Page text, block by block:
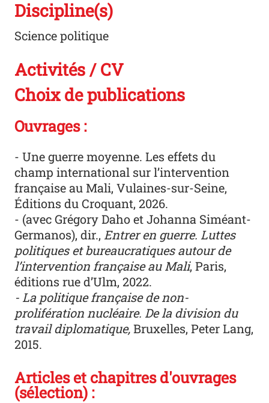
Discipline(s)
Science politique
Activités / CV
Choix de publications
Ouvrages :
-Une guerre moyenne. Les effets du
champ international sur l’intervention
française au Mali, Vulaines-sur-Seine,
Éditions du Croquant, 2026.
- (avec Grégory Daho et Johanna Siméant-
Germanos), dir., Entrer en guerre. Luttes
politiques et bureaucratiques autour de
l’intervention française au Mali, Paris,
éditions rue d’Ulm, 2022.
- La politique française de non-
prolifération nucléaire. De la division du
travail diplomatique,Bruxelles, Peter Lang,
2015.
Articles et chapitres d'ouvrages
(sélection) :